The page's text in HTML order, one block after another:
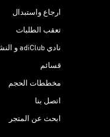
ارجاع واستبدال
تعقب الطلبات
نادي adiClub و النشرة الإخبارية
قسائم
مخططات الحجم
اتصل بنا
ابحث عن المتجر